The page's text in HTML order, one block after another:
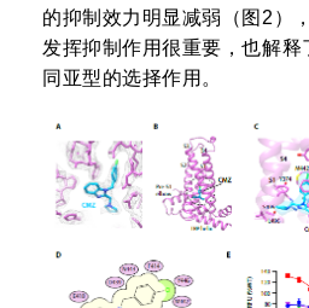
的抑制效力明显减弱（图2）
发挥抑制作用很重要，也解
同亚型的选择作用。